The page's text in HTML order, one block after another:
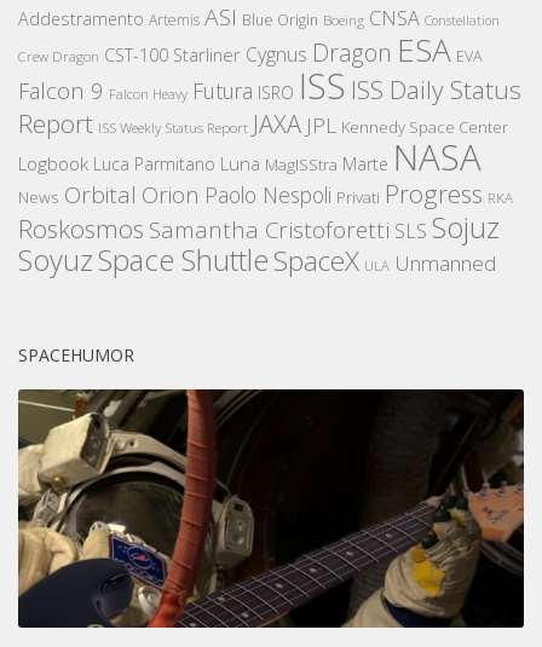
Addestramento Artemis ASI Blue Origin Boeing CNSA Constellation
Crew Dragon CST-100 Starliner Cygnus Dragon ESA EVA
Falcon 9 Falcon Heavy Futura ISRO ISS ISS Daily Status
Report ISS Weekly Status Report JAXA JPL Kennedy Space Center
Logbook Luca Parmitano Luna MagISStra Marte NASA
News Orbital Orion Paolo Nespoli Privati Progress RKA
Roskosmos Samantha Cristoforetti SLS Sojuz
SoyuzSpace ShuttleSpaceX ULA Unmanned
SPACEHUMOR